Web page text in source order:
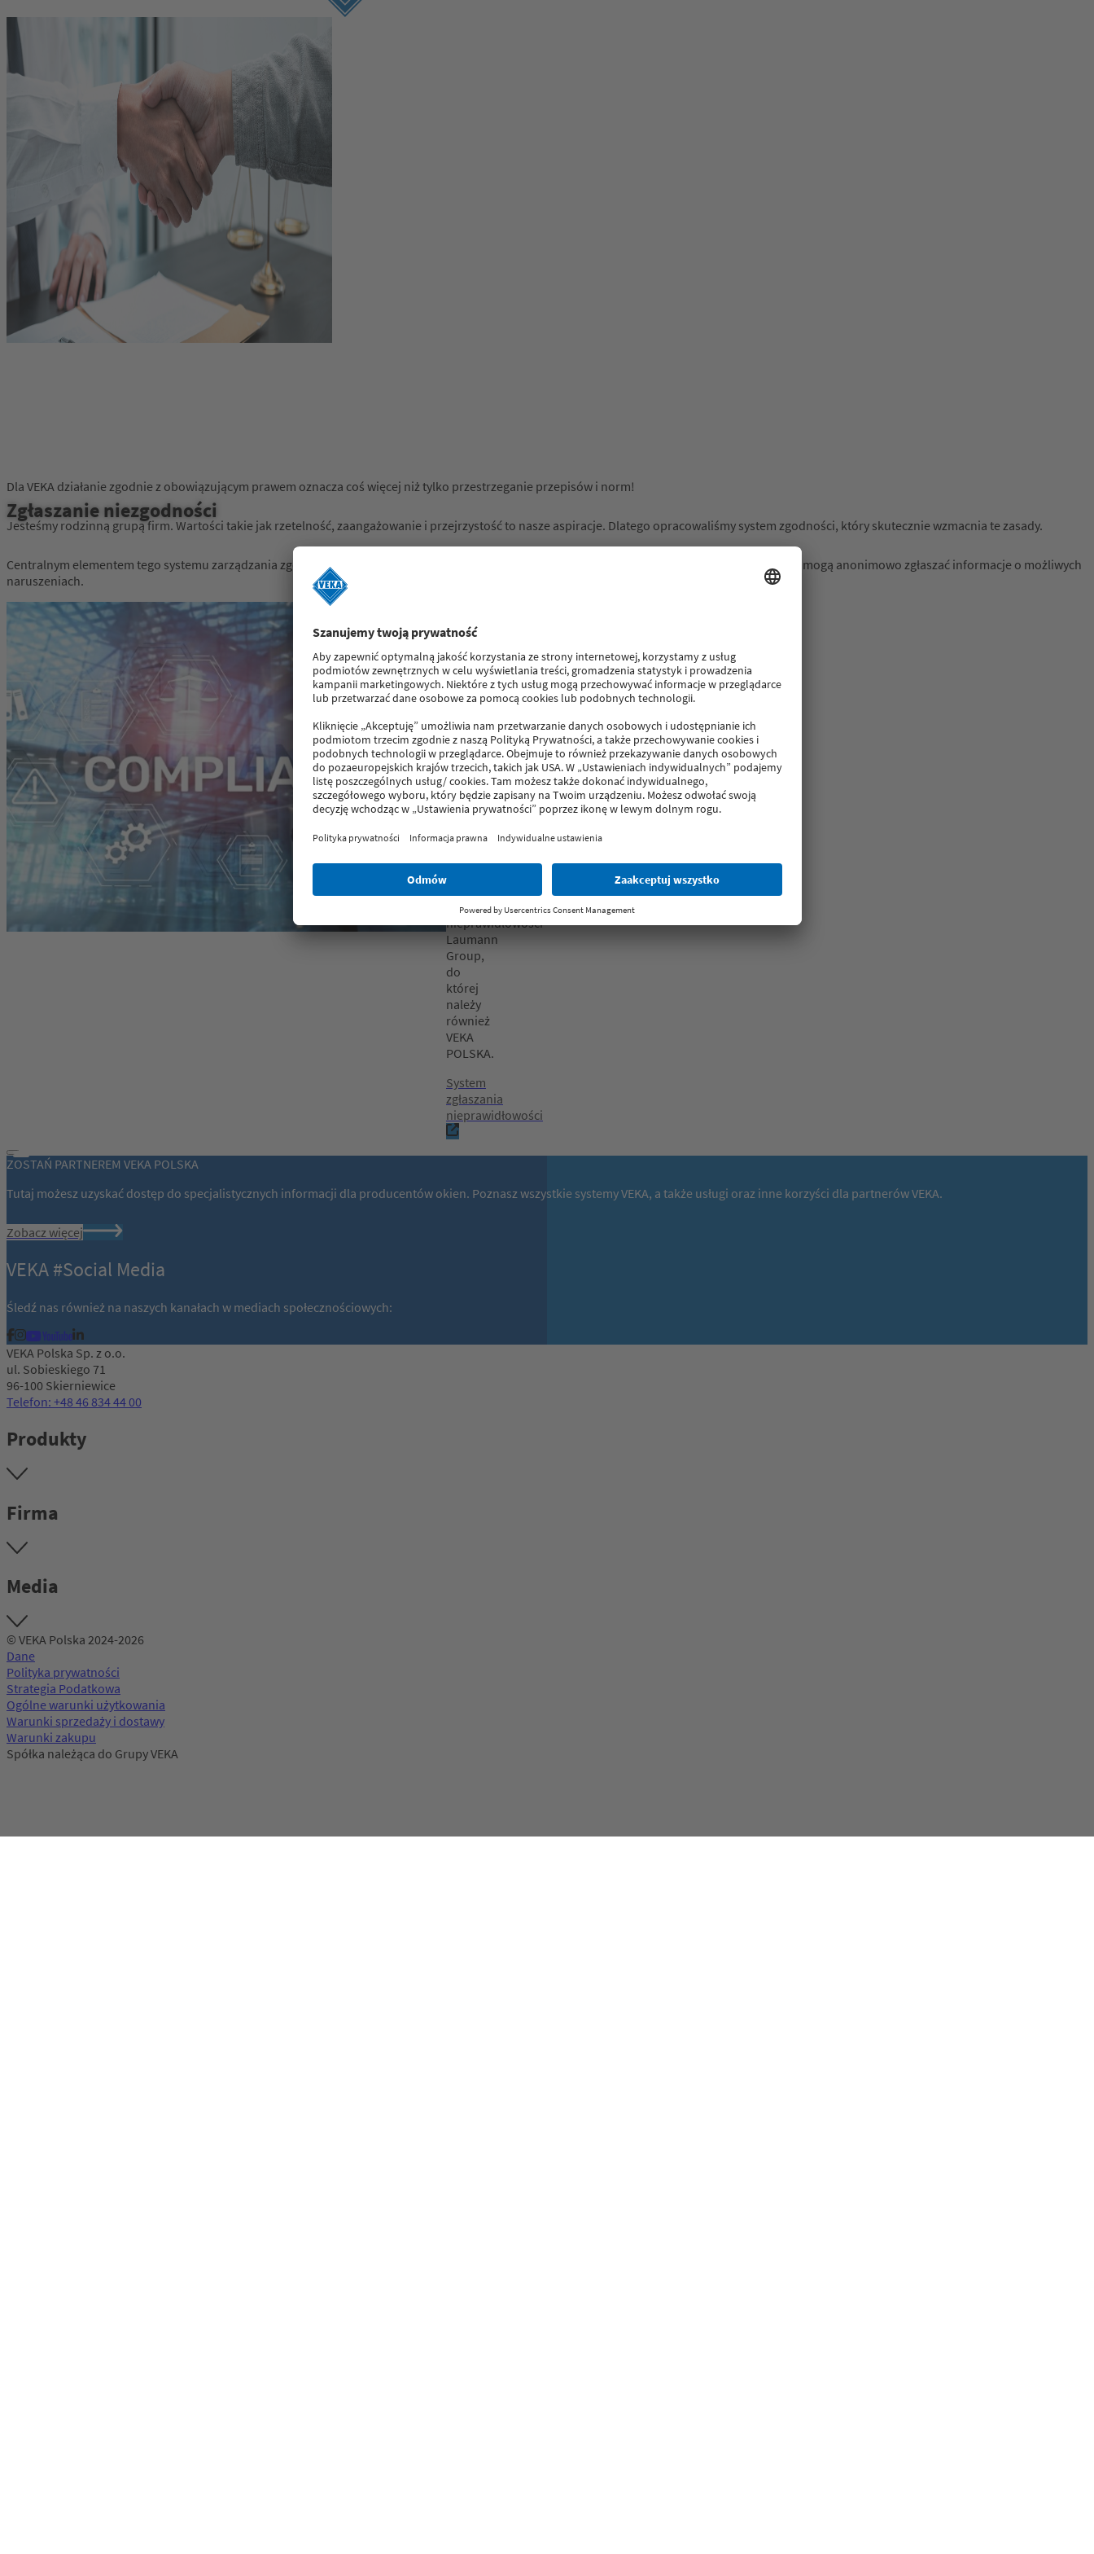
Zgłaszanie niezgodności
Dla VEKA działanie zgodnie z obowiązującym prawem oznacza coś więcej niż tylko przestrzeganie przepisów i norm!
Jesteśmy rodzinną grupą firm. Wartości takie jak rzetelność, zaangażowanie i przejrzystość to nasze aspiracje. Dlatego opracowaliśmy system zgodności, który skutecznie wzmacnia te zasady.
Centralnym elementem tego systemu zarządzania zgodnością jest system whistleblowing`u, za pomocą którego pracownicy i partnerzy biznesowi mogą anonimowo zgłaszać informacje o możliwych
naruszeniach.
informowania
nieprawidłowościach
Zgłaszanie
możliwych
naruszeń
zasad
Tutaj
uzyskać
do
zgłaszania
nieprawidłowości
Laumann
Group,
do
której
należy
również
VEKA
POLSKA.
System
zgłaszania
nieprawidłowości
ZOSTAŃ PARTNEREM VEKA POLSKA
Tutaj możesz uzyskać dostęp do specjalistycznych informacji dla producentów okien. Poznasz wszystkie systemy VEKA, a także usługi oraz inne korzyści dla partnerów VEKA.
Zobacz więcej
VEKA #Social Media
Śledź nas również na naszych kanałach w mediach społecznościowych:
VEKA Polska Sp. z o.o.
ul. Sobieskiego 71
96-100 Skierniewice
Telefon: +48 46 834 44 00
Produkty
Firma
Media
© VEKA Polska 2024-2026
Dane
Polityka prywatności
Strategia Podatkowa
Ogólne warunki użytkowania
Warunki sprzedaży i dostawy
Warunki zakupu
Spółka należąca do Grupy VEKA